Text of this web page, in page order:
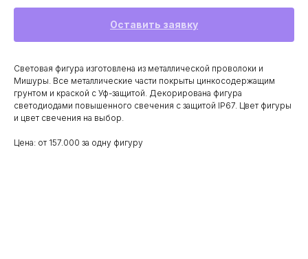
Оставить заявку
Световая фигура изготовлена из металлической проволоки и
Мишуры. Все металлические части покрыты цинкосодержащим
грунтом и краской с Уф-защитой. Декорирована фигура
светодиодами повышенного свечения с защитой IP67. Цвет фигуры
и цвет свечения на выбор.
Цена: от 157.000 за одну фигуру